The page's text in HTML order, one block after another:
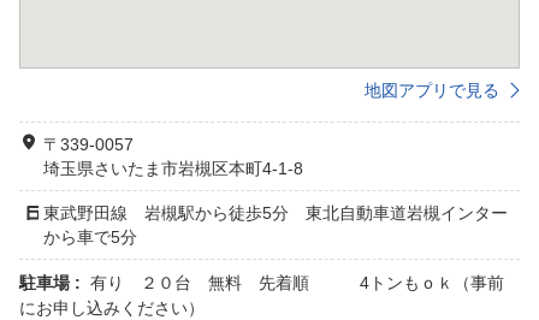
地図アプリで見る
〒339-0057
埼玉県さいたま市岩槻区本町4-1-8
東武野田線 岩槻駅から徒歩5分 東北自動車道岩槻インター
から車で5分
駐車場 : 有り ２０台 無料 先着順 4トンもｏｋ（事前
にお申し込みください）